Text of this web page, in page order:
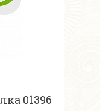
01396